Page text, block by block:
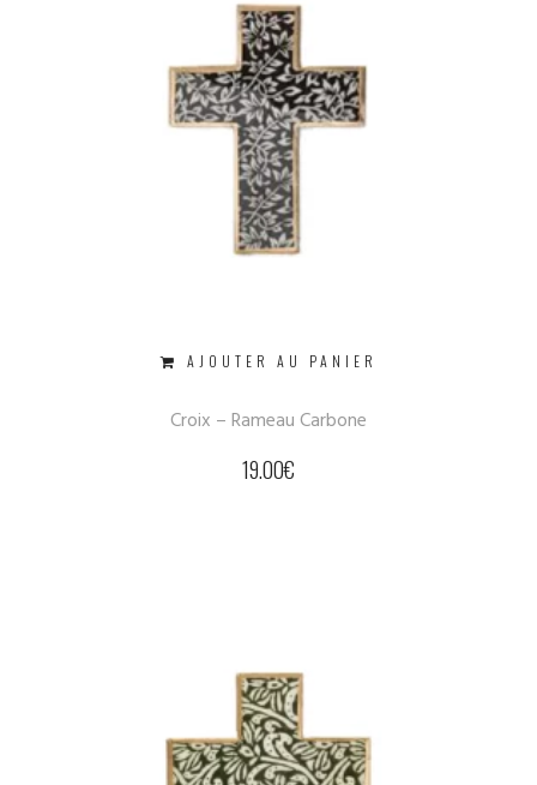
AJOUTER AU PANIER
Croix – Rameau Carbone
19.00€